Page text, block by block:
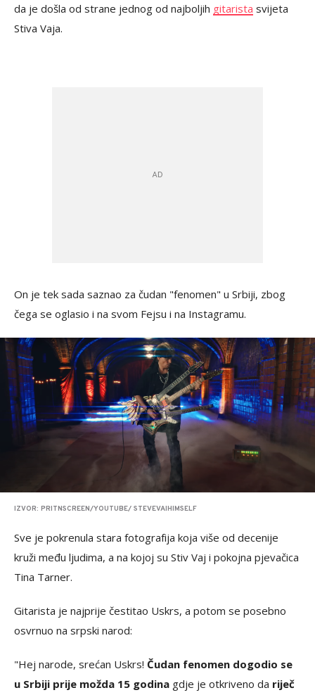
da je došla od strane jednog od najboljih gitarista svijeta
Stiva Vaja.
On je tek sada saznao za čudan "fenomen" u Srbiji, zbog
čega se oglasio i na svom Fejsu i na Instagramu.
IZVOR: PRITNSCREEN/YOUTUBE/ STEVEVAIHIMSELF
Sve je pokrenula stara fotografija koja više od decenije
kruži među ljudima, a na kojoj su Stiv Vaj i pokojna pjevačica
Tina Tarner.
Gitarista je najprije čestitao Uskrs, a potom se posebno
osvrnuo na srpski narod:
"Hej narode, srećan Uskrs! Čudan fenomen dogodio se
u Srbiji prije možda 15 godina gdje je otkriveno da riječ